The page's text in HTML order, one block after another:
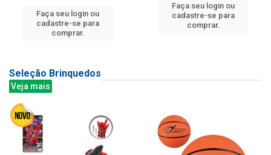
Faça seu login ou
cadastre-se para
comprar.
Faça seu login ou
cadastre-se para
comprar.
Seleção Brinquedos
Veja mais